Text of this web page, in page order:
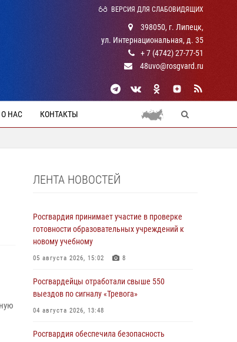
ВЕРСИЯ ДЛЯ СЛАБОВИДЯЩИХ
398050, г. Липецк,
ул. Интернациональная, д. 35
+ 7 (4742) 27-77-51
48uvo@rosgvard.ru
НАС КОНТАКТЫ
ЛЕНТА НОВОСТЕЙ
Росгвардия принимает участие в проверке
готовности образовательных учреждений к
новому учебному
05 августа 2026, 15:02 8
Росгвардейцы отработали свыше 550
выездов по сигналу «Тревога»
04 августа 2026, 13:48
Росгвардия обеспечила безопасность